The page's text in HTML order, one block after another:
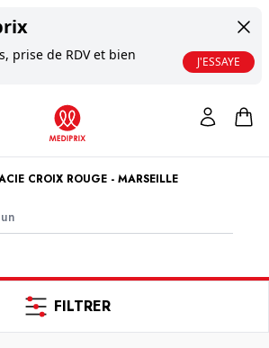
prise de RDV et bien
J'ESSAYE
CROIX ROUGE - MARSEILLE
FILTRER